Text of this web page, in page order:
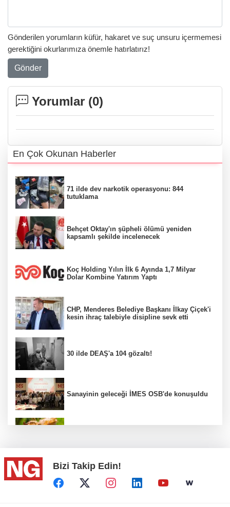
Gönderilen yorumların küfür, hakaret ve suç unsuru içermemesi
gerektiğini okurlarımıza önemle hatırlatırız!
Gönder
Yorumlar (0)
En Çok Okunan Haberler
71 ilde dev narkotik operasyonu: 844
tutuklama
Behçet Oktay'ın şüpheli ölümü yeniden
kapsamlı şekilde incelenecek
Koç Holding Yılın İlk 6 Ayında 1,7 Milyar
Dolar Kombine Yatırım Yaptı
CHP, Menderes Belediye Başkanı İlkay Çiçek'i
kesin ihraç talebiyle disipline sevk etti
30 ilde DEAŞ'a 104 gözaltı!
Sanayinin geleceği İMES OSB'de konuşuldu
Türkiye, Suudi Arabistan ve Pakistan ortak
savunma anlaşması...
Bizi Takip Edin!